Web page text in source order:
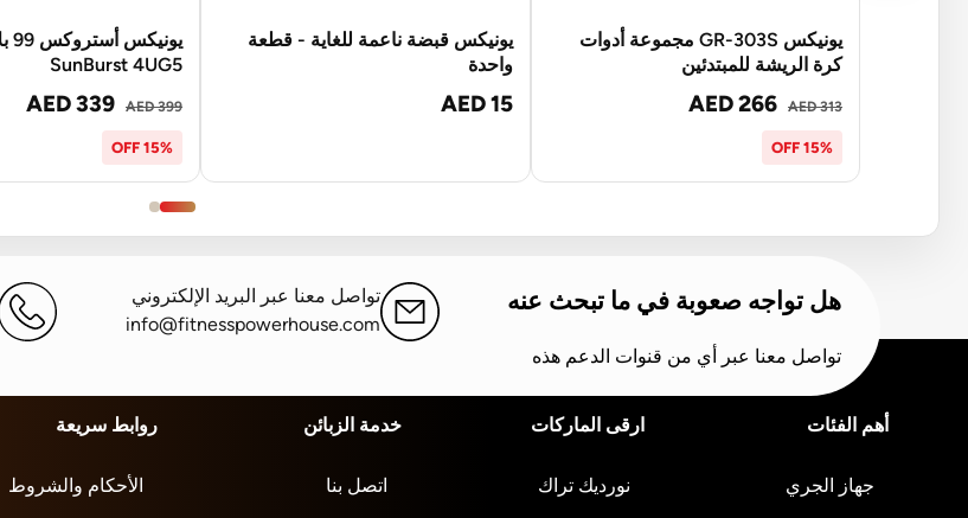
يونيكس GR-303S مجموعة أدوات
كرة الريشة للمبتدئين
AED 266 AED 313
15% OFF
يونيكس قبضة ناعمة للغاية - قطعة
واحدة
AED 15
SunBurst 4UG5
AED 339 AED 399
15% OFF
هل تواجه صعوبة في ما تبحث عنه
تواصل معنا عبر أي من قنوات الدعم هذه
تواصل معنا عبر البريد الإلكتروني
info@fitnesspowerhouse.com
أهم الفئات
جهاز الجري
ارقى الماركات
نورديك تراك
خدمة الزبائن
اتصل بنا
روابط سريعة
الأحكام والشروط